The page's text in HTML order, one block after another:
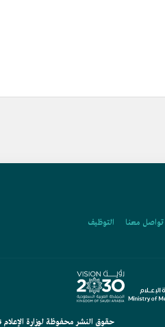
تواصل معنا التوظيف
حقوق النشر محفوظة لوزارة الإعلام 2026